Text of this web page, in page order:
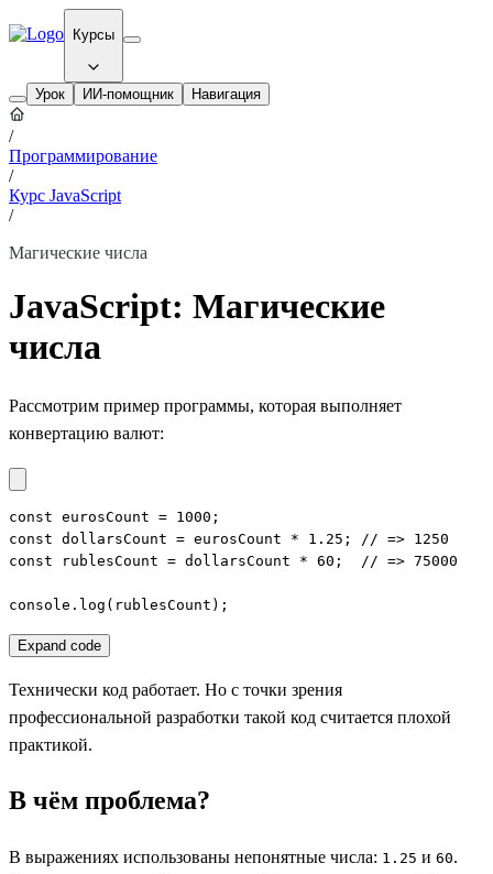
Курсы
Урок ИИ-помощник Навигация
/
Программирование
/
Курс JavaScript
/
Магические числа
JavaScript: Магические
числа
Рассмотрим пример программы, которая выполняет
конвертацию валют:
const eurosCount = 1000;
const dollarsCount = eurosCount * 1.25; // => 1250
const rublesCount = dollarsCount * 60;  // => 75000
console.log(rublesCount);
Expand code
Технически код работает. Но с точки зрения
профессиональной разработки такой код считается плохой
практикой.
В чём проблема?
В выражениях использованы непонятные числа: 1.25 и 60.